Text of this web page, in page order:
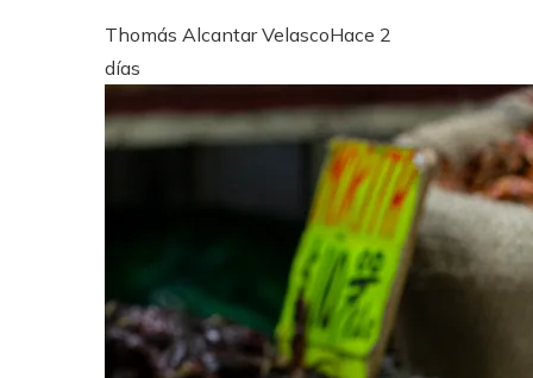
Thomás Alcantar VelascoHace 2
días